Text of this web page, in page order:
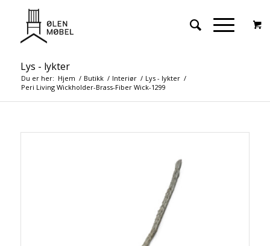
Lys - lykter
Du er her: Hjem / Butikk / Interiør / Lys - lykter /
Peri Living Wickholder-Brass-Fiber Wick-1299